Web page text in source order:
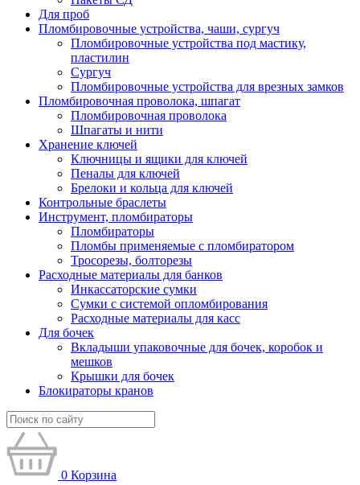
Для проб
Пломбировочные устройства, чаши, сургуч
Пломбировочные устройства под мастику,
пластилин
Сургуч
Пломбировочные устройства для врезных замков
Пломбировочная проволока, шпагат
Пломбировочная проволока
Шпагаты и нити
Хранение ключей
Ключницы и ящики для ключей
Пеналы для ключей
Брелоки и кольца для ключей
Контрольные браслеты
Инструмент, пломбираторы
Пломбираторы
Пломбы применяемые с пломбиратором
Тросорезы, болторезы
Расходные материалы для банков
Инкассаторские сумки
Сумки с системой опломбирования
Расходные материалы для касс
Для бочек
Вкладыши упаковочные для бочек, коробок и
мешков
Крышки для бочек
Блокираторы кранов
0 Корзина